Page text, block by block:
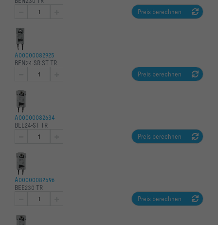
Druckverlustkoeffizient ζ
172   kg
Preis berechnen
A00000082925
BEN24-SR-ST TR
Preis berechnen
A00000082634
BEE24-ST TR
Preis berechnen
A00000082596
BEE230 TR
Preis berechnen